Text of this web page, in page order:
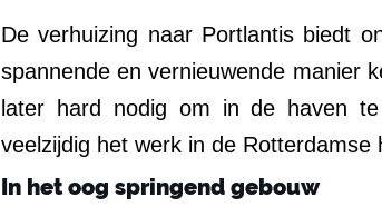
De verhuizing naar Portlantis biedt
spannende en vernieuwende manier
later hard nodig om in de haven
veelzijdig het werk in de Rotterdamse
In het oog springend gebouw